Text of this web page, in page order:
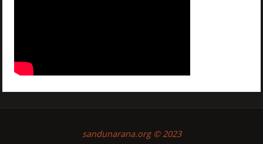
sandunarana.org © 2023